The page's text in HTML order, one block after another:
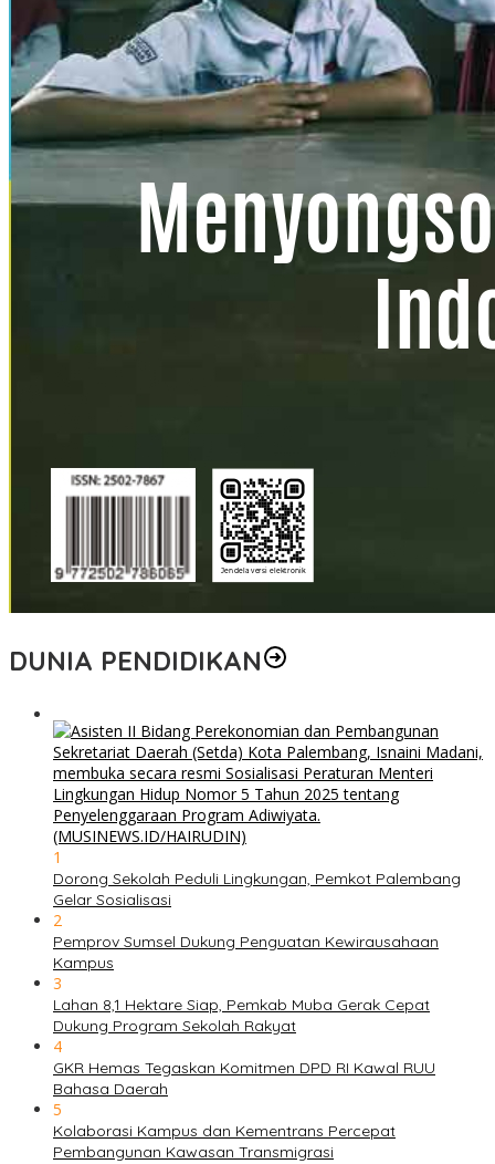
DUNIA PENDIDIKAN
1
Dorong Sekolah Peduli Lingkungan, Pemkot Palembang
Gelar Sosialisasi
2
Pemprov Sumsel Dukung Penguatan Kewirausahaan
Kampus
3
Lahan 8,1 Hektare Siap, Pemkab Muba Gerak Cepat
Dukung Program Sekolah Rakyat
4
GKR Hemas Tegaskan Komitmen DPD RI Kawal RUU
Bahasa Daerah
5
Kolaborasi Kampus dan Kementrans Percepat
Pembangunan Kawasan Transmigrasi